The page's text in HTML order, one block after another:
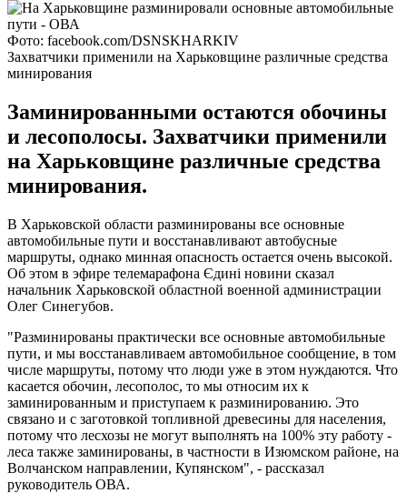
Фото: facebook.com/DSNSKHARKIV
Захватчики применили на Харьковщине различные средства
минирования
Заминированными остаются обочины
и лесополосы. Захватчики применили
на Харьковщине различные средства
минирования.
В Харьковской области разминированы все основные
автомобильные пути и восстанавливают автобусные
маршруты, однако минная опасность остается очень высокой.
Об этом в эфире телемарафона Єдині новини сказал
начальник Харьковской областной военной администрации
Олег Синегубов.
"Разминированы практически все основные автомобильные
пути, и мы восстанавливаем автомобильное сообщение, в том
числе маршруты, потому что люди уже в этом нуждаются. Что
касается обочин, лесополос, то мы относим их к
заминированным и приступаем к разминированию. Это
связано и с заготовкой топливной древесины для населения,
потому что лесхозы не могут выполнять на 100% эту работу -
леса также заминированы, в частности в Изюмском районе, на
Волчанском направлении, Купянском", - рассказал
руководитель ОВА.